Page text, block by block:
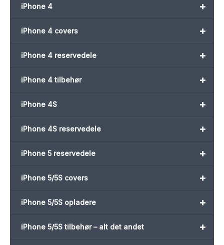
+
iPhone 4
+
iPhone 4 covers
+
iPhone 4 reservedele
+
iPhone 4 tilbehør
+
iPhone 4S
+
iPhone 4S reservedele
+
iPhone 5 reservedele
+
iPhone 5/5S covers
+
iPhone 5/5S opladere
+
iPhone 5/5S tilbehør – alt det andet